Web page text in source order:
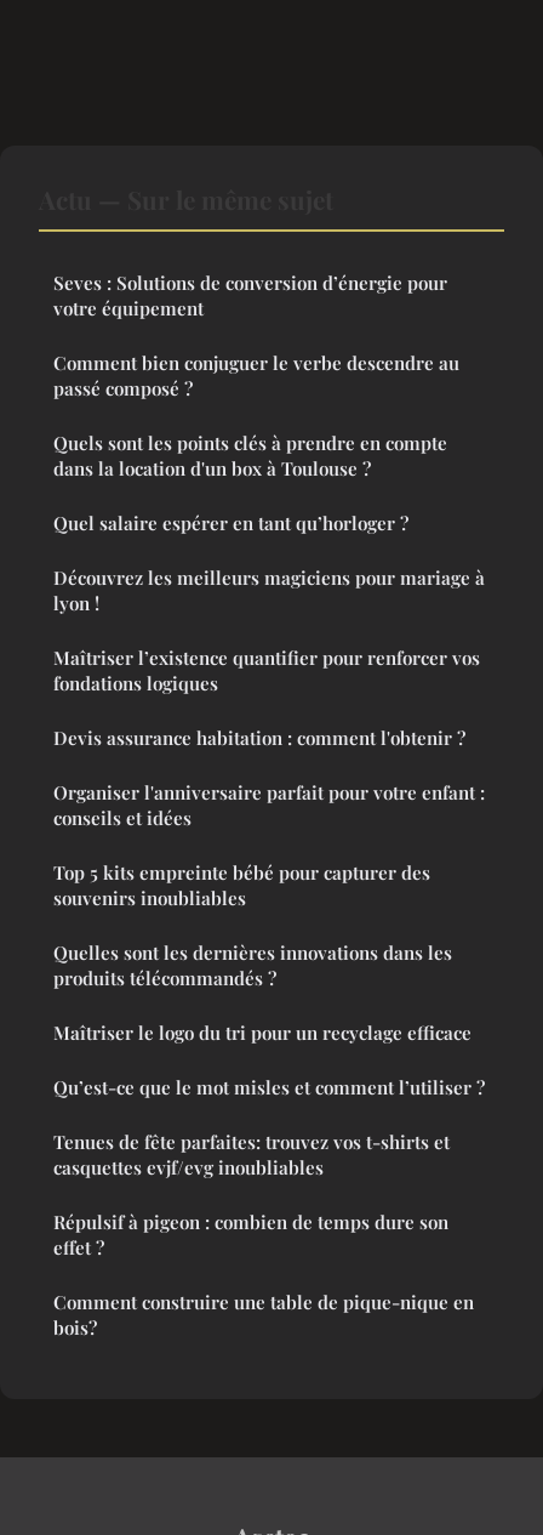
Seves : Solutions de conversion d’énergie pour
votre équipement
Comment bien conjuguer le verbe descendre au
passé composé ?
Quels sont les points clés à prendre en compte
dans la location d'un box à Toulouse ?
Quel salaire espérer en tant qu’horloger ?
Découvrez les meilleurs magiciens pour mariage à
lyon !
Maîtriser l’existence quantifier pour renforcer vos
fondations logiques
Devis assurance habitation : comment l'obtenir ?
Organiser l'anniversaire parfait pour votre enfant :
conseils et idées
Top 5 kits empreinte bébé pour capturer des
souvenirs inoubliables
Quelles sont les dernières innovations dans les
produits télécommandés ?
Maîtriser le logo du tri pour un recyclage efficace
Qu’est-ce que le mot misles et comment l’utiliser ?
Tenues de fête parfaites: trouvez vos t-shirts et
casquettes evjf/evg inoubliables
Répulsif à pigeon : combien de temps dure son
effet ?
Comment construire une table de pique-nique en
bois?